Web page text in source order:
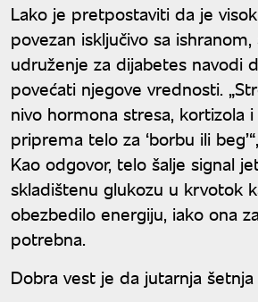
Lako je pretpostaviti da je
povezan isključivo sa
udruženje za dijabetes navodi
povećati njegove vrednosti.
nivo hormona stresa, kortizola i
priprema telo za ‘borbu ili
Kao odgovor, telo šalje signal
skladištenu glukozu u krvotok
obezbedilo energiju, iako ona
potrebna.
Dobra vest je da jutarnja